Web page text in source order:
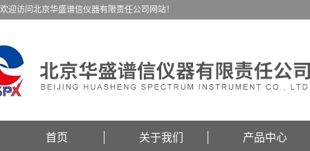
欢迎访问北京华盛谱信仪器有限责任公司网站！
首页 关于我们 产品中心